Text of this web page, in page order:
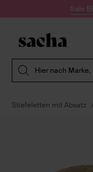
Zum Inhalt springen
Sale
Hier nach
Stiefeletten mit Absatz